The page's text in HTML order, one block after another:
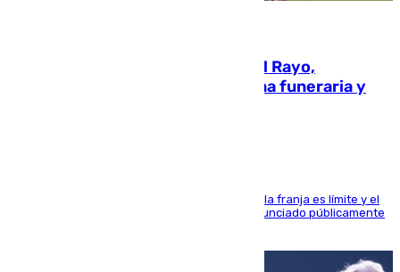
Raúl Martín Presa, Presidente del Rayo,
amenazado de muerte: una corona funeraria y
La situación con los aficionados del cuadro de la franja es límite y el
máximo mandatario del club madrileño ha denunciado públicamente